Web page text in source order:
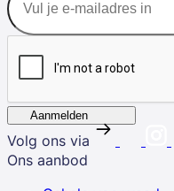
Aanmelden
Volg ons via
Ons aanbod